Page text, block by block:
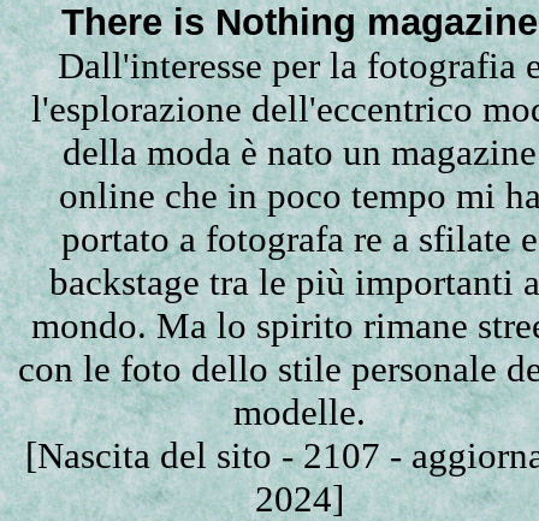
There is Nothing magazine
Dall'interesse per la fotografia
l'esplorazione dell'eccentrico
della moda è nato un magazine
online che in poco tempo mi
portato a fotografa re a sfilate e
backstage tra le più importanti
mondo. Ma lo spirito rimane
con le foto dello stile personale
modelle.
[Nascita del sito - 2107 -
2024]